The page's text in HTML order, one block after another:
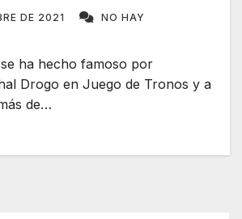
DE 2021
NO HAY
ha hecho famoso por
Drogo en Juego de Tronos y a
de…